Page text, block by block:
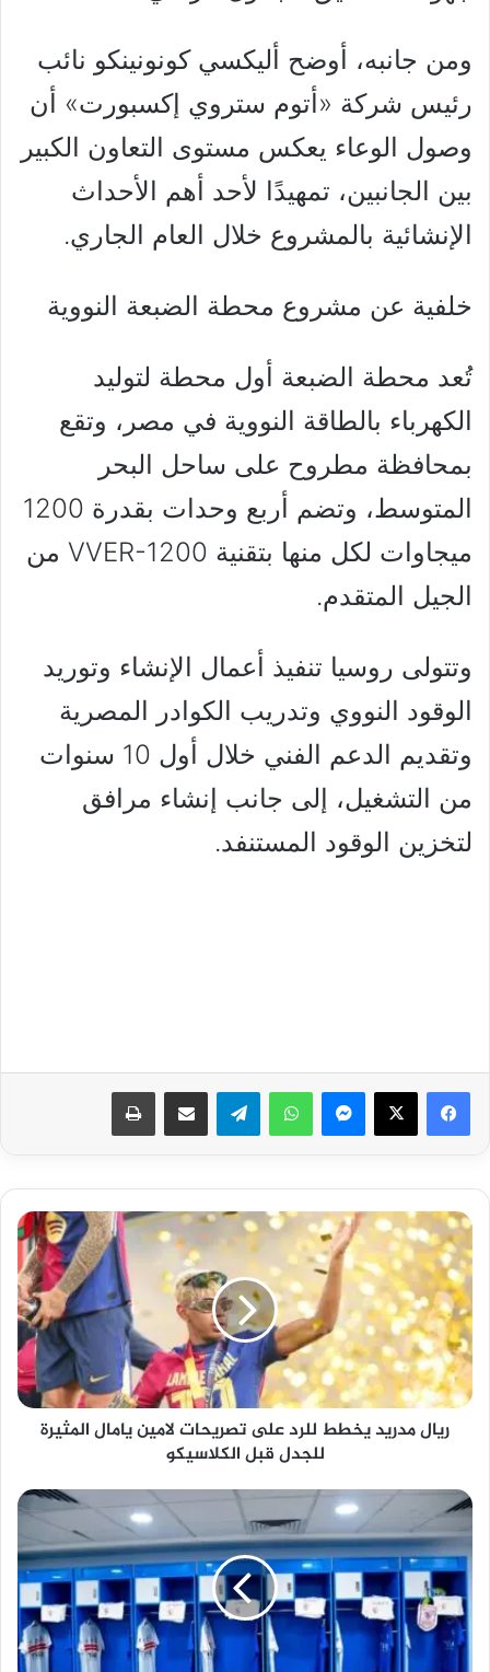
ومن جانبه، أوضح أليكسي كونونينكو نائب
رئيس شركة «أتوم ستروي إكسبورت» أن
وصول الوعاء يعكس مستوى التعاون الكبير
بين الجانبين، تمهيدًا لأحد أهم الأحداث
الإنشائية بالمشروع خلال العام الجاري.
خلفية عن مشروع محطة الضبعة النووية
تُعد محطة الضبعة أول محطة لتوليد
الكهرباء بالطاقة النووية في مصر، وتقع
بمحافظة مطروح على ساحل البحر
المتوسط، وتضم أربع وحدات بقدرة 1200
ميجاوات لكل منها بتقنية VVER-1200 من
الجيل المتقدم.
وتتولى روسيا تنفيذ أعمال الإنشاء وتوريد
الوقود النووي وتدريب الكوادر المصرية
وتقديم الدعم الفني خلال أول 10 سنوات
من التشغيل، إلى جانب إنشاء مرافق
لتخزين الوقود المستنفد.
فيسبوك ‫X ماسنجر واتساب تيلقرام مشاركة عبر البريد طباعة
ريال
مدريد
يخطط
للرد
على
تصريحات
لامين
يامال
المثيرة
للجدلريال مدريد يخطط للرد على تصريحات لامين يامال المثيرة
للجدل قبل الكلاسيكو
بث
مباراة
الزمالك
وديكيداها..
الأبيض
يتأهب